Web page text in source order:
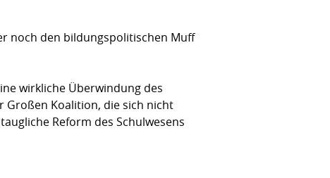
noch den bildungspolitischen Muff
wirkliche Überwindung des
Großen Koalition, die sich nicht
Reform des Schulwesens